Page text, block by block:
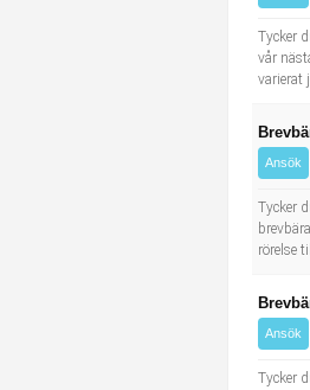
Naturvetenskapligt arbete
Sanering och renhållning
Läkarsekreterare/
Informatör/Kommunikatör
Sjuksköterska, grundutbildad
Tycker
vår
varierat
Ansök
Tycker
rörelse
Ansök
Tycker